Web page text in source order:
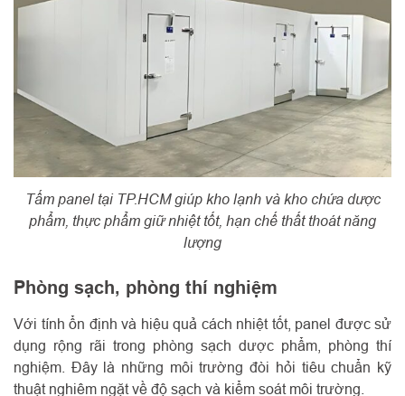
Tấm panel tại TP.HCM giúp kho lạnh và kho chứa dược
phẩm, thực phẩm giữ nhiệt tốt, hạn chế thất thoát năng
lượng
Phòng sạch, phòng thí nghiệm
Với tính ổn định và hiệu quả cách nhiệt tốt, panel được sử
dụng rộng rãi trong phòng sạch dược phẩm, phòng thí
nghiệm. Đây là những môi trường đòi hỏi tiêu chuẩn kỹ
thuật nghiêm ngặt về độ sạch và kiểm soát môi trường.